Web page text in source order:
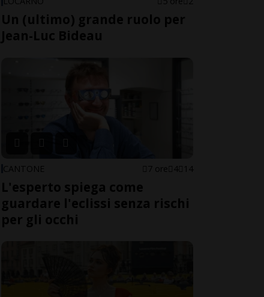
Un (ultimo) grande ruolo per
Jean-Luc Bideau
CANTONE 7 ore 4 14
L'esperto spiega come
guardare l'eclissi senza rischi
per gli occhi